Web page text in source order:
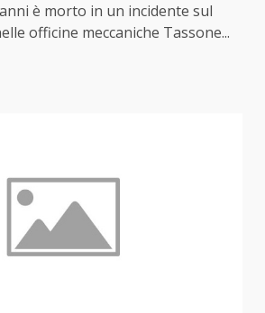
è morto in un incidente sul
officine meccaniche Tassone...